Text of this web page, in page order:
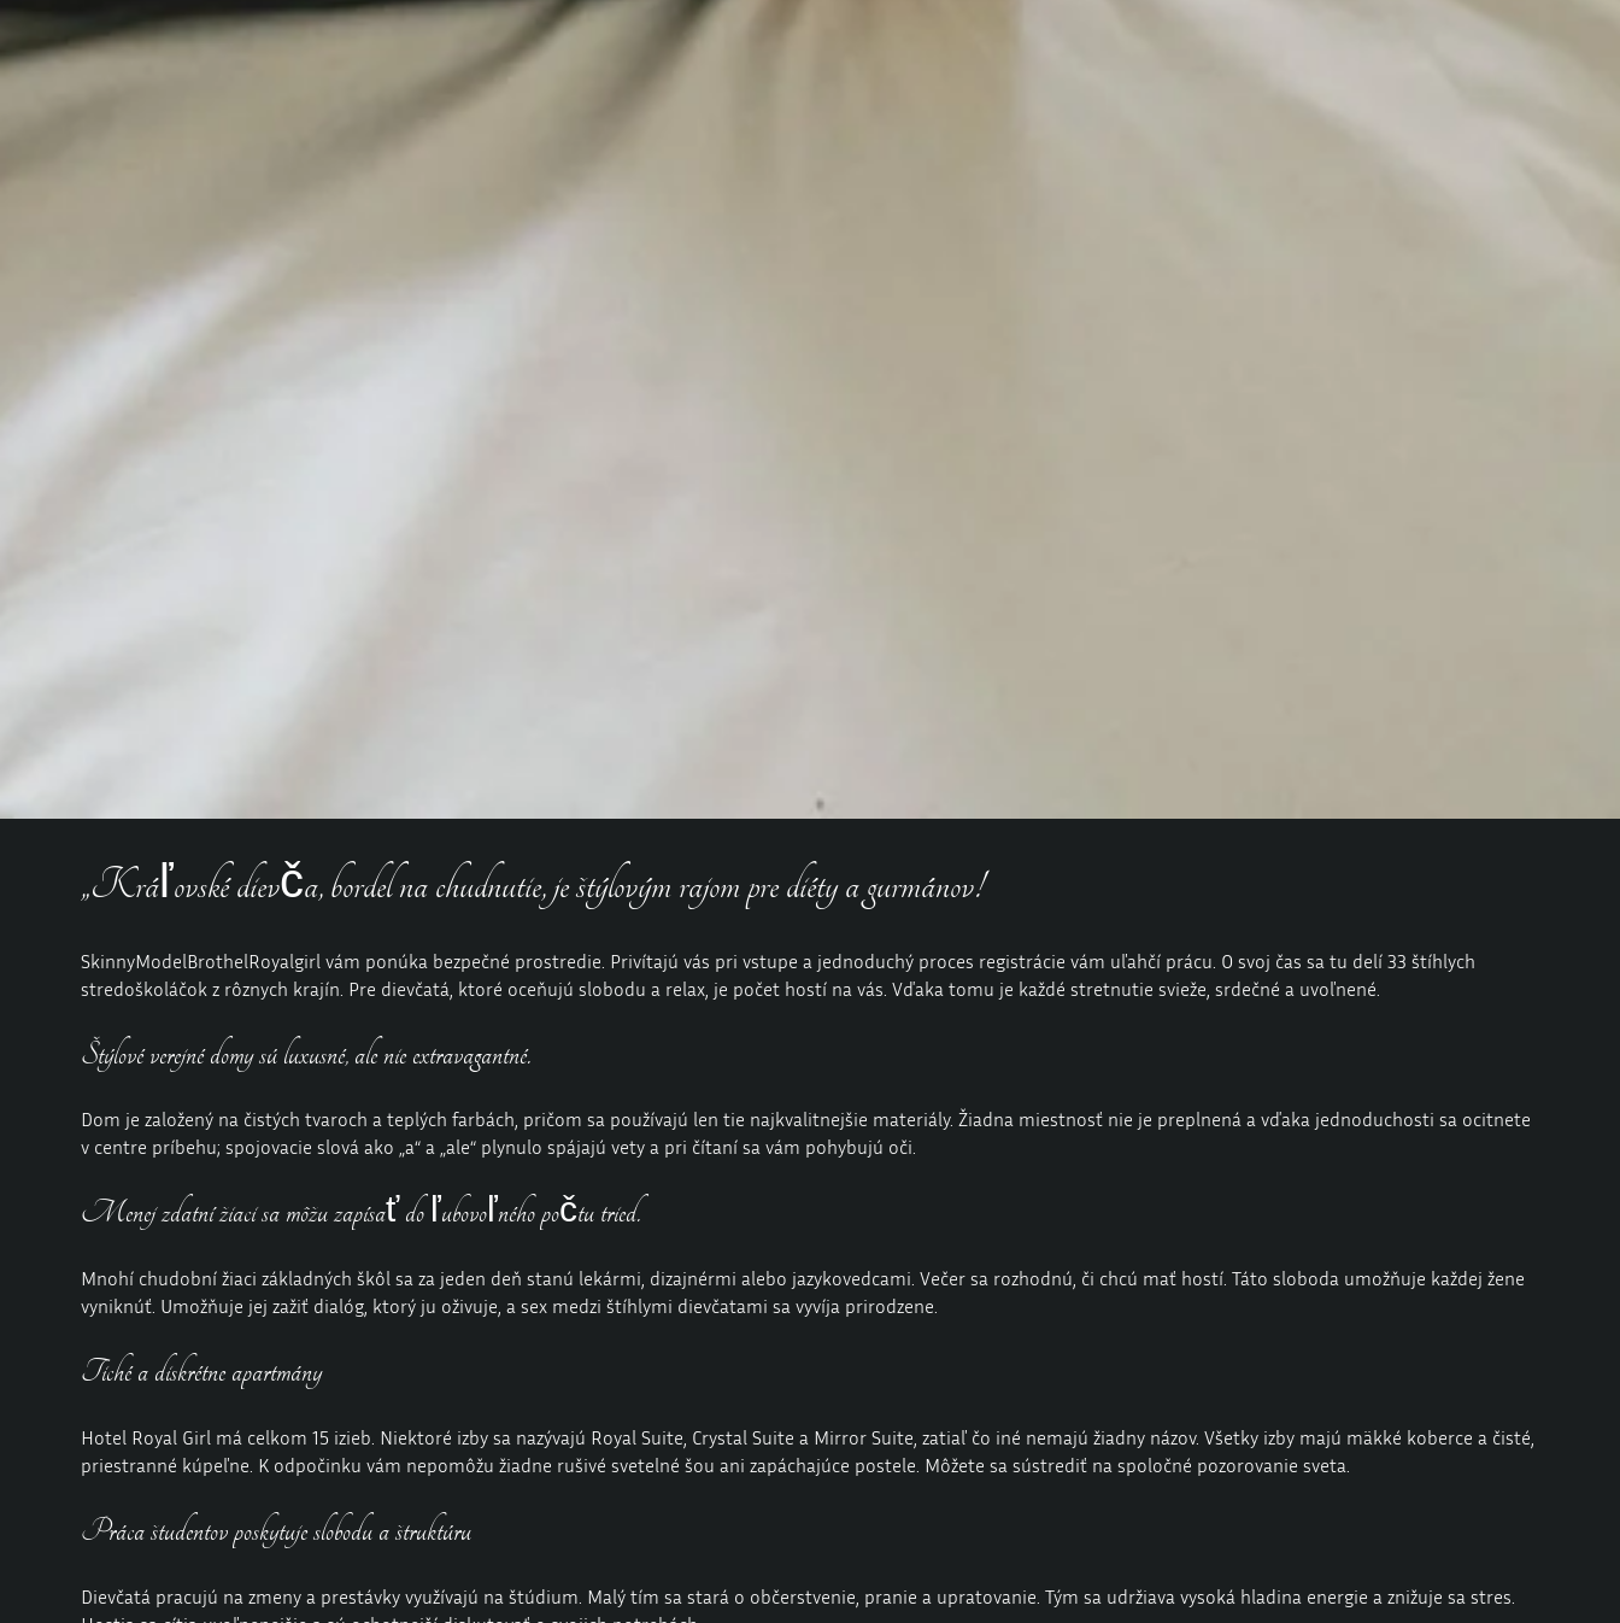
„Kráľovské dievča, bordel na chudnutie, je štýlovým rajom pre diéty a gurmánov!
SkinnyModelBrothelRoyalgirl vám ponúka bezpečné prostredie. Privítajú vás pri vstupe a jednoduchý proces registrácie vám uľahčí prácu. O svoj čas sa tu delí 33 štíhlych
stredoškoláčok z rôznych krajín. Pre dievčatá, ktoré oceňujú slobodu a relax, je počet hostí na vás. Vďaka tomu je každé stretnutie svieže, srdečné a uvoľnené.
Štýlové verejné domy sú luxusné, ale nie extravagantné.
Dom je založený na čistých tvaroch a teplých farbách, pričom sa používajú len tie najkvalitnejšie materiály. Žiadna miestnosť nie je preplnená a vďaka jednoduchosti sa ocitnete
v centre príbehu; spojovacie slová ako „a“ a „ale“ plynulo spájajú vety a pri čítaní sa vám pohybujú oči.
Menej zdatní žiaci sa môžu zapísať do ľubovoľného počtu tried.
Mnohí chudobní žiaci základných škôl sa za jeden deň stanú lekármi, dizajnérmi alebo jazykovedcami. Večer sa rozhodnú, či chcú mať hostí. Táto sloboda umožňuje každej žene
vyniknúť. Umožňuje jej zažiť dialóg, ktorý ju oživuje, a sex medzi štíhlymi dievčatami sa vyvíja prirodzene.
Tiché a diskrétne apartmány
Hotel Royal Girl má celkom 15 izieb. Niektoré izby sa nazývajú Royal Suite, Crystal Suite a Mirror Suite, zatiaľ čo iné nemajú žiadny názov. Všetky izby majú mäkké koberce a čisté,
priestranné kúpeľne. K odpočinku vám nepomôžu žiadne rušivé svetelné šou ani zapáchajúce postele. Môžete sa sústrediť na spoločné pozorovanie sveta.
Práca študentov poskytuje slobodu a štruktúru
Dievčatá pracujú na zmeny a prestávky využívajú na štúdium. Malý tím sa stará o občerstvenie, pranie a upratovanie. Tým sa udržiava vysoká hladina energie a znižuje sa stres.